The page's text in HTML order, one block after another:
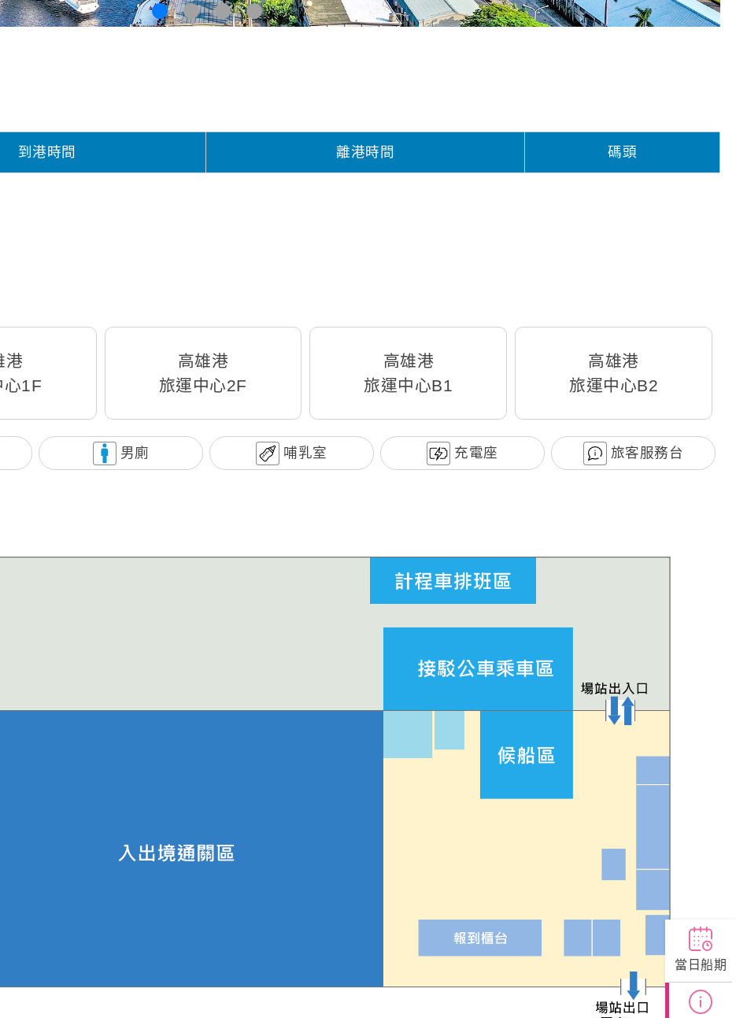
當日船期
到港時間 離港時間 碼頭
男廁 哺乳室 充電座 旅客服務台
港
心1F
高雄港
旅運中心2F
高雄港
旅運中心B1
高雄港
旅運中心B2
軌駁二蓬萊站後步行約15分鐘即可抵達。
1C、99公車延駛至蓬萊國際旅運中心，詳情請洽公車官網。
鐘即可抵達。